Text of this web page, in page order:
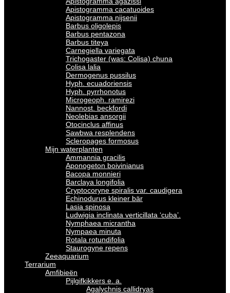
Apistogramma cacatuoides
Apistogramma nijsenii
Barbus oligolepis
Barbus pentazona
Barbus titeya
Carnegiella variegata
Trichogaster (was: Colisa) chuna
Colisa lalia
Dermogenus pussilus
Hyph. ecuadoriensis
Hyph. pyrrhonotus
Microgeoph. ramirezi
Nannost. beckfordi
Neolebias ansorgii
Otocinclus affinus
Sawbwa resplendens
Scleropages formosus
Mijn waterplanten
Ammannia gracilis
Aponogeton boivinianus
Bacopa monnieri
Barclaya longifolia
Cryptocoryne spiralis var. caudigera
Echinodurus kleiner bär
Lasia spinosa
Ludwigia inclinata verticillata ‘cuba’.
Nymphaea micrantha
Nympaea minuta
Rotala rotundifolia
Staurogyne repens
Zeeaquarium
Terrarium
Amfibieën
Pijlgifkikkers e. a.
Agalychnis callidryas